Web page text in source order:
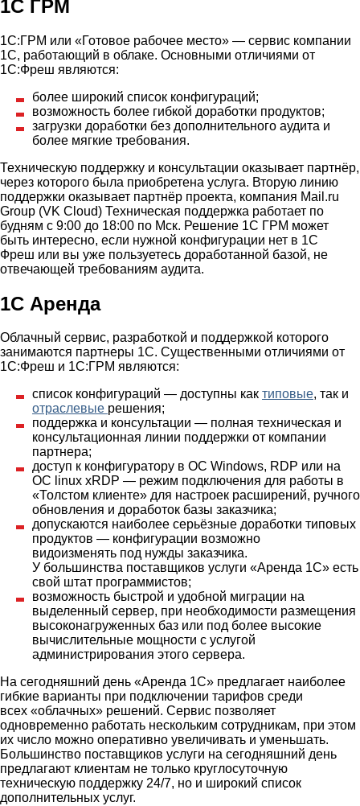
1С ГРМ
1С:ГРМ или «Готовое рабочее место» — сервис компании
1С, работающий в облаке. Основными отличиями от
1С:Фреш являются:
более широкий список конфигураций;
возможность более гибкой доработки продуктов;
загрузки доработки без дополнительного аудита и
более мягкие требования.
Техническую поддержку и консультации оказывает партнёр,
через которого была приобретена услуга. Вторую линию
поддержки оказывает партнёр проекта, компания Mail.ru
Group (VK Cloud) Техническая поддержка работает по
будням с 9:00 до 18:00 по Мск. Решение 1С ГРМ может
быть интересно, если нужной конфигурации нет в 1С
Фреш или вы уже пользуетесь доработанной базой, не
отвечающей требованиям аудита.
1С Аренда
Облачный сервис, разработкой и поддержкой которого
занимаются партнеры 1С. Существенными отличиями от
1С:Фреш и 1С:ГРМ являются:
список конфигураций — доступны как типовые, так и
отраслевые решения;
поддержка и консультации — полная техническая и
консультационная линии поддержки от компании
партнера;
доступ к конфигуратору в ОС Windows, RDP или на
ОС linux xRDP — режим подключения для работы в
«Толстом клиенте» для настроек расширений, ручного
обновления и доработок базы заказчика;
допускаются наиболее серьёзные доработки типовых
продуктов — конфигурации возможно
видоизменять под нужды заказчика.
У большинства поставщиков услуги «Аренда 1С» есть
свой штат программистов;
возможность быстрой и удобной миграции на
выделенный сервер, при необходимости размещения
высоконагруженных баз или под более высокие
вычислительные мощности с услугой
администрирования этого сервера.
На сегодняшний день «Аренда 1С» предлагает наиболее
гибкие варианты при подключении тарифов среди
всех «облачных» решений. Сервис позволяет
одновременно работать нескольким сотрудникам, при этом
их число можно оперативно увеличивать и уменьшать.
Большинство поставщиков услуги на сегодняшний день
предлагают клиентам не только круглосуточную
техническую поддержку 24/7, но и широкий список
дополнительных услуг.